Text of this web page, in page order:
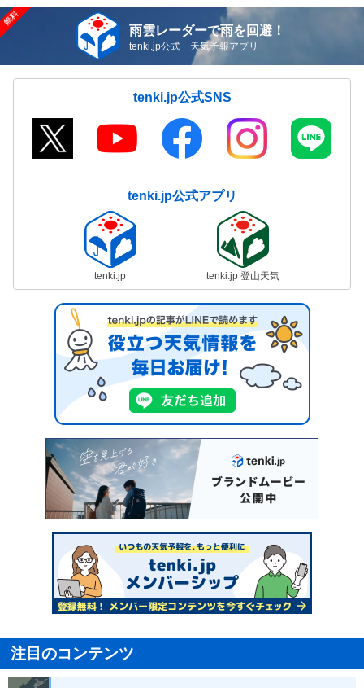
雨雲レーダーで雨を回避！
tenki.jp公式 天気予報アプリ
tenki.jp公式SNS
tenki.jp公式アプリ
tenki.jp tenki.jp 登山天気
注目のコンテンツ